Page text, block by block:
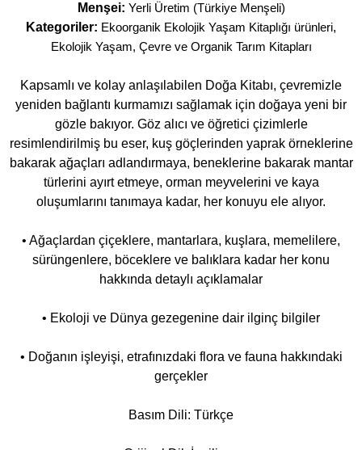
Menşei: Yerli Üretim (Türkiye Menşeli)
Kategoriler: Ekoorganik Ekolojik Yaşam Kitaplığı ürünleri,
Ekolojik Yaşam, Çevre ve Organik Tarım Kitapları
Kapsamlı ve kolay anlaşılabilen Doğa Kitabı, çevremizle
yeniden bağlantı kurmamızı sağlamak için doğaya yeni bir
gözle bakıyor. Göz alıcı ve öğretici çizimlerle
resimlendirilmiş bu eser, kuş göçlerinden yaprak örneklerine
bakarak ağaçları adlandırmaya, beneklerine bakarak mantar
türlerini ayırt etmeye, orman meyvelerini ve kaya
oluşumlarını tanımaya kadar, her konuyu ele alıyor.
• Ağaçlardan çiçeklere, mantarlara, kuşlara, memelilere,
sürüngenlere, böceklere ve balıklara kadar her konu
hakkında detaylı açıklamalar
• Ekoloji ve Dünya gezegenine dair ilginç bilgiler
• Doğanın işleyişi, etrafınızdaki flora ve fauna hakkındaki
gerçekler
Basım Dili: Türkçe